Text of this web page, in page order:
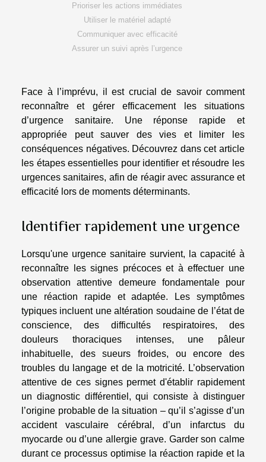
Prioriser les actions immédiates
Utiliser le matériel adapté
Communiquer avec efficacité
Assurer un suivi après l’urgence
Face à l’imprévu, il est crucial de savoir comment
reconnaître et gérer efficacement les situations
d’urgence sanitaire. Une réponse rapide et
appropriée peut sauver des vies et limiter les
conséquences négatives. Découvrez dans cet article
les étapes essentielles pour identifier et résoudre les
urgences sanitaires, afin de réagir avec assurance et
efficacité lors de moments déterminants.
Identifier rapidement une urgence
Lorsqu'une urgence sanitaire survient, la capacité à
reconnaître les signes précoces et à effectuer une
observation attentive demeure fondamentale pour
une réaction rapide et adaptée. Les symptômes
typiques incluent une altération soudaine de l’état de
conscience, des difficultés respiratoires, des
douleurs thoraciques intenses, une pâleur
inhabituelle, des sueurs froides, ou encore des
troubles du langage et de la motricité. L’observation
attentive de ces signes permet d'établir rapidement
un diagnostic différentiel, qui consiste à distinguer
l’origine probable de la situation – qu’il s’agisse d’un
accident vasculaire cérébral, d’un infarctus du
myocarde ou d’une allergie grave. Garder son calme
durant ce processus optimise la réaction rapide et la